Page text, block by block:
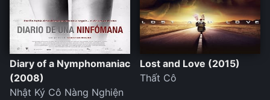
Diary of a Nymphomaniac
(2008)
Nhật Ký Cô Nàng Nghiện
Lost and Love (2015)
Thất Cô